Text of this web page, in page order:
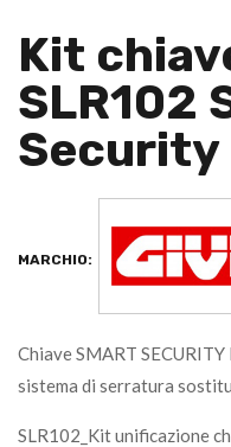
Kit
SLR102
Security
MARCHIO:
Chiave SMART
sistema di serratura
SLR102_Kit unificazione